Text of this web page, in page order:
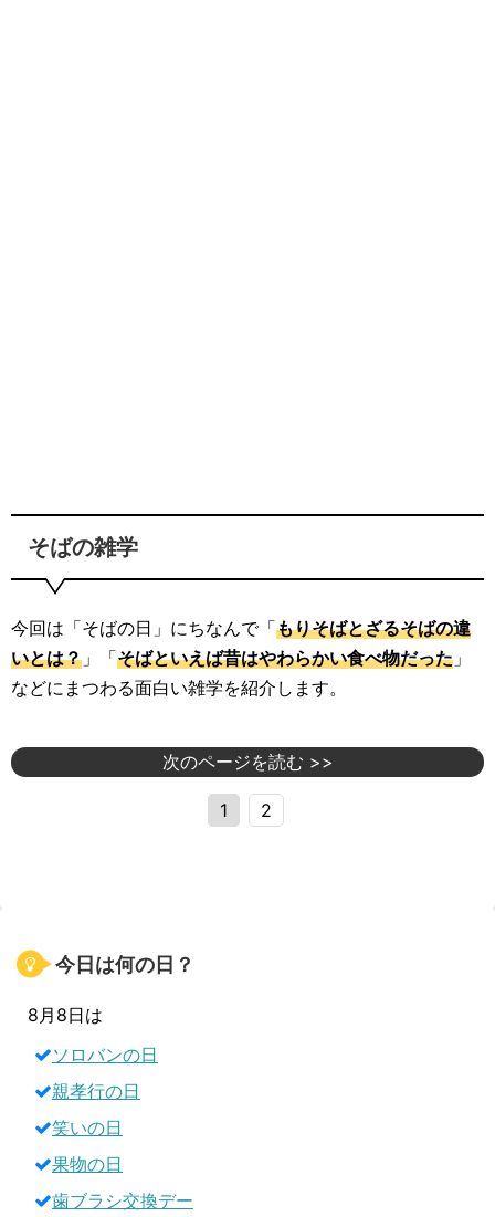
そばの雑学
今回は「そばの日」にちなんで「もりそばとざるそばの違
いとは？ 」「そばといえば昔はやわらかい食べ物だった 」
などにまつわる面白い雑学を紹介します。
次のページを読む >>
1 2
今日は何の日？
8月8日は
ソロバンの日
親孝行の日
笑いの日
果物の日
歯ブラシ交換デー